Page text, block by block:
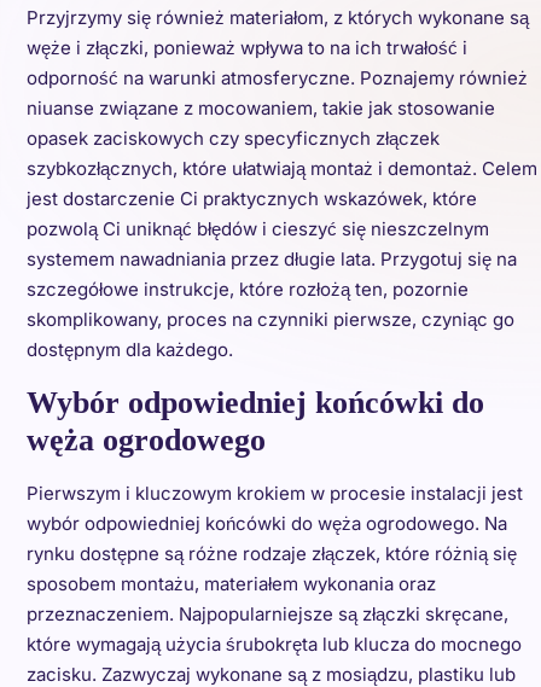
Przyjrzymy się również materiałom, z których wykonane są
węże i złączki, ponieważ wpływa to na ich trwałość i
odporność na warunki atmosferyczne. Poznajemy również
niuanse związane z mocowaniem, takie jak stosowanie
opasek zaciskowych czy specyficznych złączek
szybkozłącznych, które ułatwiają montaż i demontaż. Celem
jest dostarczenie Ci praktycznych wskazówek, które
pozwolą Ci uniknąć błędów i cieszyć się nieszczelnym
systemem nawadniania przez długie lata. Przygotuj się na
szczegółowe instrukcje, które rozłożą ten, pozornie
skomplikowany, proces na czynniki pierwsze, czyniąc go
dostępnym dla każdego.
Wybór odpowiedniej końcówki do
węża ogrodowego
Pierwszym i kluczowym krokiem w procesie instalacji jest
wybór odpowiedniej końcówki do węża ogrodowego. Na
rynku dostępne są różne rodzaje złączek, które różnią się
sposobem montażu, materiałem wykonania oraz
przeznaczeniem. Najpopularniejsze są złączki skręcane,
które wymagają użycia śrubokręta lub klucza do mocnego
zacisku. Zazwyczaj wykonane są z mosiądzu, plastiku lub